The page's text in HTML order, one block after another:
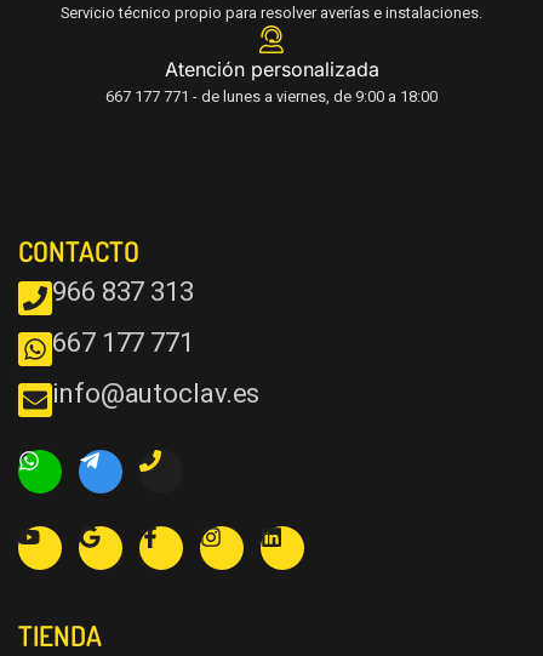
Servicio técnico propio para resolver averías e instalaciones.
Atención personalizada
667 177 771 - de lunes a viernes, de 9:00 a 18:00
CONTACTO
966 837 313
667 177 771
info@autoclav.es
TIENDA